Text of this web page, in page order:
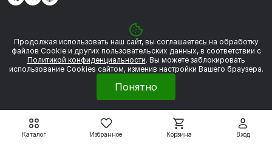
Каталог Избранное Корзина Вход
© 2026 «УЭСК-ТЕХНОЛОГИИ»
Политика обработки персональных данных
Сделано вFramelink
Продолжая использовать наш сайт, вы соглашаетесь на обработку
файлов Сookie и других пользовательских данных, в соответствии с
Политикой конфиденциальности. Вы можете заблокировать
использование Cookies сайтом, изменив настройки Вашего браузера.
Понятно